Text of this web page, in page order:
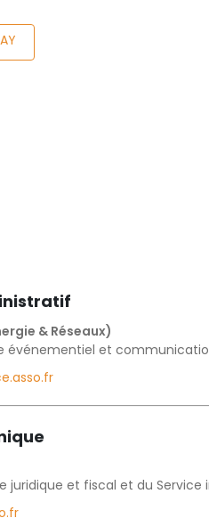
& Réseaux)
événementiel et
juridique et fiscal et du